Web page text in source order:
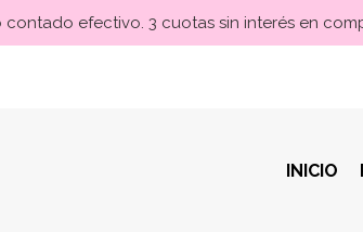
contado efectivo. 3 cuotas sin interés en
INICIO